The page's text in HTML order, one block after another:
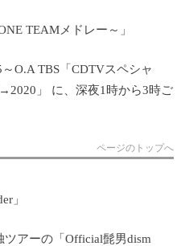
TEAMメドレー～」
O.A TBS「CDTVスペシャ
」 に、深夜1時から3時ご
ページのトップへ
」
ツアーの「Official髭男dism